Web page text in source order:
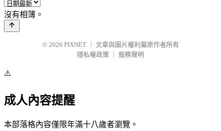
沒有相簿。
© 2026 PIXNET
文章與圖片權利屬原作者所有
隱私權政策
服務聲明
⚠️
成人內容提醒
本部落格內容僅限年滿十八歲者瀏覽。